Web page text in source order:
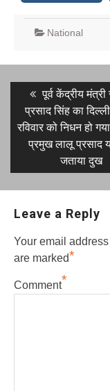
National
Post
navigation
Previous
post:
पूर्व केंद्रीय
प्रसाद सिंह का
रविवार को निधन हो
प्रमुख लालू प्रसाद
जताया दुख
Leave a Reply
Your email
are marked*
Comment*